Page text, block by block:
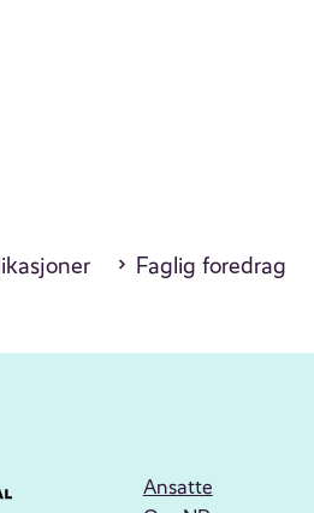
Faglig foredrag
Ansatte